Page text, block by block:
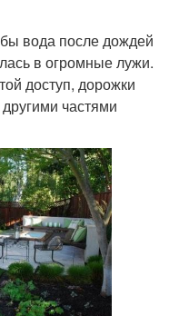
вода после дождей
в огромные лужи.
доступ, дорожки
частями